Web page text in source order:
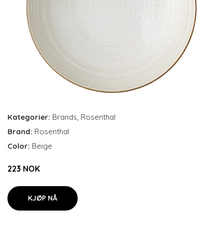
Kategorier: Brands, Rosenthal
Brand: Rosenthal
Color: Beige
223 NOK
KJØP NÅ